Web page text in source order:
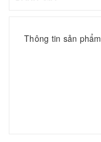
Thông tin sản